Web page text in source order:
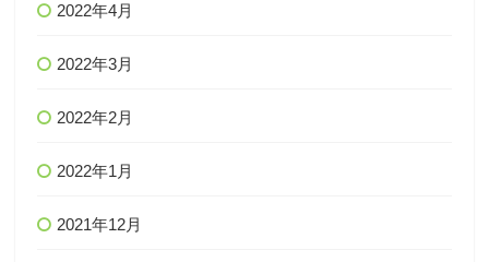
2022年4月
2022年3月
2022年2月
2022年1月
2021年12月